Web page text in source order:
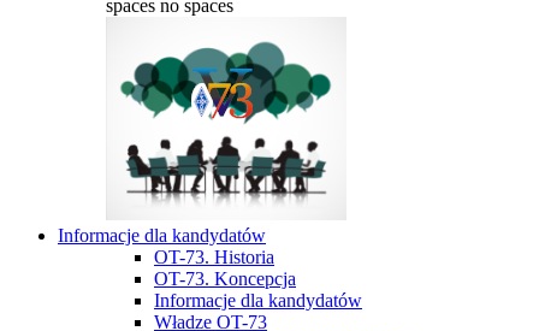
spaces no spaces
Informacje dla kandydatów
OT-73. Historia
OT-73. Koncepcja
Informacje dla kandydatów
Władze OT-73